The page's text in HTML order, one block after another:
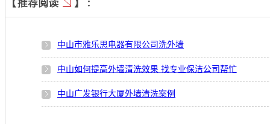
中山市雅乐思电器有限公司洗外墙
中山如何提高外墙清洗效果 找专业保洁公司帮忙
中山广发银行大厦外墙清洗案例